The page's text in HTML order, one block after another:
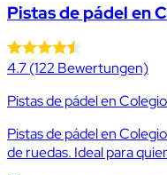
Pistas de pádel en
4.7(122 Bewertungen)
Pistas de pádel en
Pistas de pádel en
de ruedas. Ideal para